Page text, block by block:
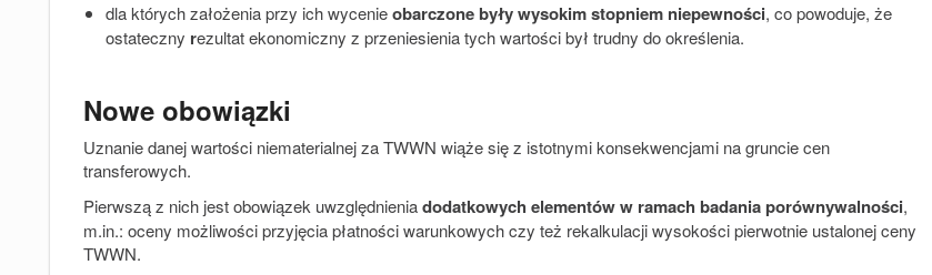
dla których założenia przy ich wycenieobarczone były wysokim stopniem niepewności, co powoduje, że
ostateczny rezultat ekonomiczny z przeniesienia tych wartości był trudny do określenia.
Nowe obowiązki
Uznanie danej wartości niematerialnej za TWWN wiąże się z istotnymi konsekwencjami na gruncie cen
transferowych.
Pierwszą z nich jest obowiązek uwzględnieniadodatkowych elementów w ramach badania porównywalności,
m.in.: oceny możliwości przyjęcia płatności warunkowych czy też rekalkulacji wysokości pierwotnie ustalonej ceny
TWWN.